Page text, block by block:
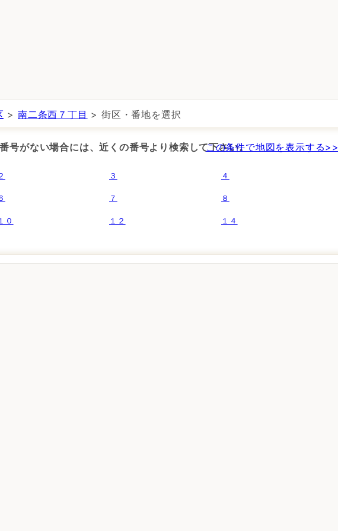
>南二条西７丁目 > 街区・番地を選択
号がない場合には、近くの番号より検索して下さい。この条件で地図を表示する>>
３ ４
７ ８
０ １２ １４